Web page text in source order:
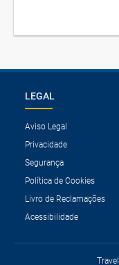
LEGAL
Aviso Legal
Privacidade
Segurança
Política de Cookies
Livro de Reclamações
Acessibilidade